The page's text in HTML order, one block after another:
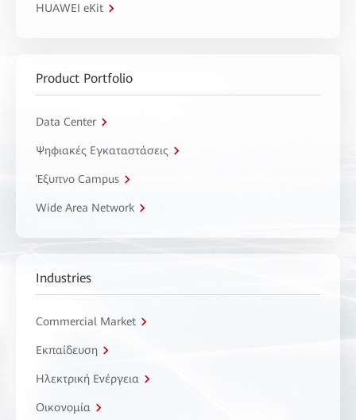
HUAWEI eKit
Product Portfolio
Data Center
Ψηφιακές Εγκαταστάσεις
Έξυπνο Campus
Wide Area Network
Industries
Commercial Market
Εκπαίδευση
Ηλεκτρική Ενέργεια
Οικονομία